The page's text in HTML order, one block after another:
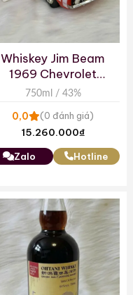
Whiskey Jim Beam
1969 Chevrolet
Camaro SS
750ml / 43%
0,0 (0 đánh giá)
15.260.000₫
Zalo Hotline